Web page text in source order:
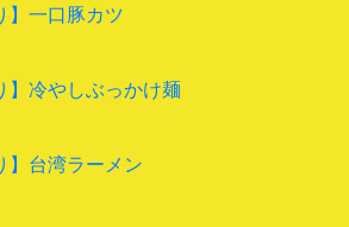
】一口豚カツ
】冷やしぶっかけ麺
】台湾ラーメン